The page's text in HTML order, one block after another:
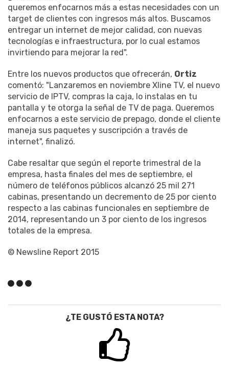
queremos enfocarnos más a estas necesidades con un
target de clientes con ingresos más altos. Buscamos
entregar un internet de mejor calidad, con nuevas
tecnologías e infraestructura, por lo cual estamos
invirtiendo para mejorar la red".
Entre los nuevos productos que ofrecerán, Ortiz
comentó: "Lanzaremos en noviembre Xline TV, el nuevo
servicio de IPTV, compras la caja, lo instalas en tu
pantalla y te otorga la señal de TV de paga. Queremos
enfocarnos a este servicio de prepago, donde el cliente
maneja sus paquetes y suscripción a través de
internet", finalizó.
Cabe resaltar que según el reporte trimestral de la
empresa, hasta finales del mes de septiembre, el
número de teléfonos públicos alcanzó 25 mil 271
cabinas, presentando un decremento de 25 por ciento
respecto a las cabinas funcionales en septiembre de
2014, representando un 3 por ciento de los ingresos
totales de la empresa.
© Newsline Report 2015
¿TE GUSTÓ ESTA NOTA?